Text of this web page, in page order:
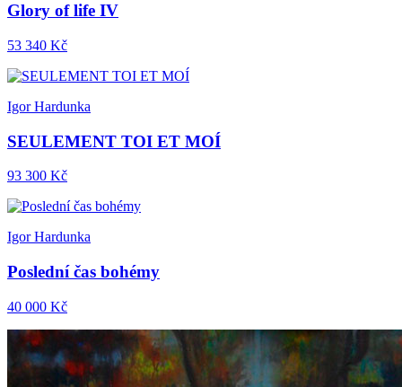
Glory of life IV
53 340 Kč
Igor Hardunka
SEULEMENT TOI ET MOÍ
93 300 Kč
Igor Hardunka
Poslední čas bohémy
40 000 Kč